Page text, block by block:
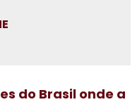
de alimentos e
do Brasil onde a